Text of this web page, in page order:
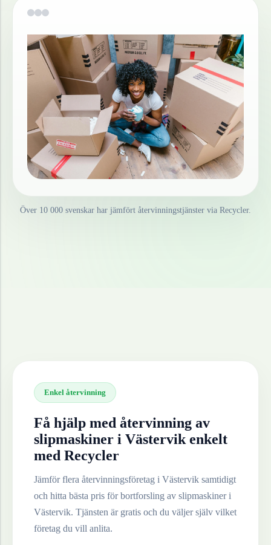
Över 10 000 svenskar har jämfört återvinningstjänster via Recycler.
Enkel återvinning
Få hjälp med återvinning av
slipmaskiner i Västervik enkelt
med Recycler
Jämför flera återvinningsföretag i Västervik samtidigt
och hitta bästa pris för bortforsling av slipmaskineri
Västervik. Tjänsten är gratis och du väljer själv vilket
företag du vill anlita.